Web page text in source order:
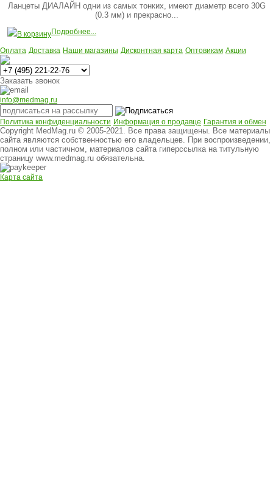
Ланцеты ДИАЛАЙН одни из самых тонких, имеют диаметр всего 30G
(0.3 мм) и прекрасно...
В корзинуПодробнее...
Оплата Доставка Наши магазины Дисконтная карта Оптовикам Акции
Заказать звонок
info@medmag.ru
Политика конфиденциальности Информация о продавце Гарантия и обмен
Copyright MedMag.ru © 2005-2021. Все права защищены. Все материалы
сайта являются собственностью его владельцев. При воспроизведении,
полном или частичном, материалов сайта гиперссылка на титульную
страницу www.medmag.ru обязательна.
Карта сайта